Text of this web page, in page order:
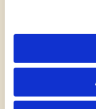
Gemeinde- und
Montag:
Dienstag bis
Nachmittags nach